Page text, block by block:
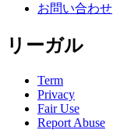
お問い合わせ
リーガル
Term
Privacy
Fair Use
Report Abuse